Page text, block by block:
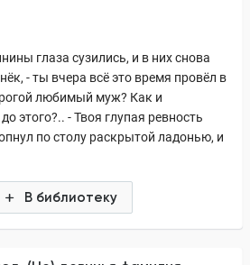
глаза сузились, и в них снова
- ты вчера всё это время провёл в
любимый муж? Как и
этого?.. - Твоя глупая ревность
по столу раскрытой ладонью, и
В библиотеку